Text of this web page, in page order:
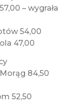
– wygrała
54,00
47,00
84,50
52,50